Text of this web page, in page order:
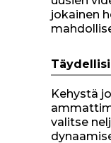
jokainen
Kehystä
valitse